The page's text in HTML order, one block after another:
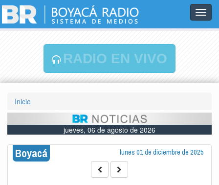
RADIO EN VIVO
Inicio
jueves, 06 de agosto de 2026
Boyacá lunes 01 de diciembre de 2025